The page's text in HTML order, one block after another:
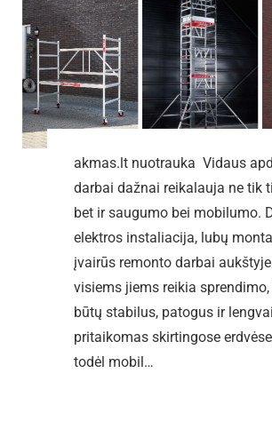
akmas.lt nuotrauka Vidaus
darbai dažnai reikalauja ne tik
bet ir saugumo bei mobilumo.
elektros instaliacija, lubų
įvairūs remonto darbai
visiems jiems reikia
būtų stabilus, patogus ir lengvai
pritaikomas skirtingose
todėl mobil…